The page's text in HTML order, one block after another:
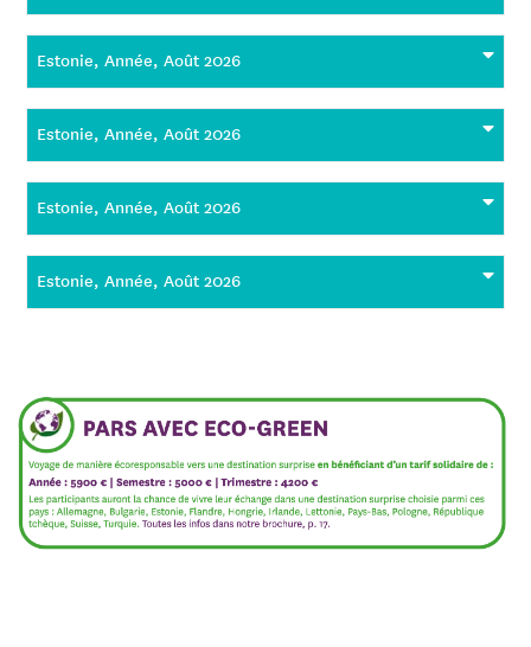
Estonie, Année, Août 2026
Estonie, Année, Août 2026
Estonie, Année, Août 2026
Estonie, Année, Août 2026